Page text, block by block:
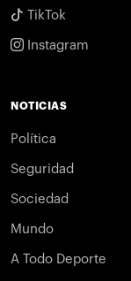
TikTok
Instagram
NOTICIAS
Política
Seguridad
Sociedad
Mundo
A Todo Deporte